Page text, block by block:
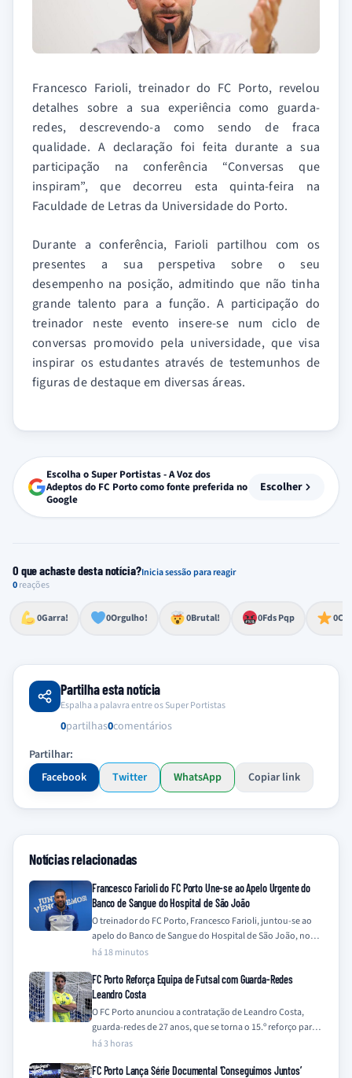
Francesco Farioli, treinador do FC Porto, revelou
detalhes sobre a sua experiência como guarda-
redes, descrevendo-a como sendo de fraca
qualidade. A declaração foi feita durante a sua
participação na conferência “Conversas que
inspiram”, que decorreu esta quinta-feira na
Faculdade de Letras da Universidade do Porto.
Durante a conferência, Farioli partilhou com os
presentes a sua perspetiva sobre o seu
desempenho na posição, admitindo que não tinha
grande talento para a função. A participação do
treinador neste evento insere-se num ciclo de
conversas promovido pela universidade, que visa
inspirar os estudantes através de testemunhos de
figuras de destaque em diversas áreas.
Escolha o Super Portistas - A Voz dos
Adeptos do FC Porto como fonte preferida no
Google
Escolher
O que achaste desta notícia?Inicia sessão para reagir
0reações
0Garra!
Esforço, determinação, aprovação forte
0Orgulho!
Lealdade, amor clubístico, sentimento profundo
0Brutal!
Impressionante, chocante, de grande impacto 0Fds Pqp
Reação de desespero, raiva, frustração ou espanto extremo 0
Excelência, destaque, o melhor
Partilha esta notícia
Espalha a palavra entre os Super Portistas
0partilhas0comentários
Partilhar:
Facebook
Twitter WhatsApp Copiar link
Notícias relacionadas
Francesco Farioli do FC Porto Une-se ao Apelo Urgente do
Banco de Sangue do Hospital de São João
O treinador do FC Porto, Francesco Farioli, juntou-se ao
apelo do Banco de Sangue do Hospital de São João, no
Porto, para…
há 18 minutos
FC Porto Reforça Equipa de Futsal com Guarda-Redes
Leandro Costa
O FC Porto anunciou a contratação de Leandro Costa,
guarda-redes de 27 anos, que se torna o 15.º reforço para a
equipa…
há 3 horas
FC Porto Lança Série Documental ‘Conseguimos Juntos’